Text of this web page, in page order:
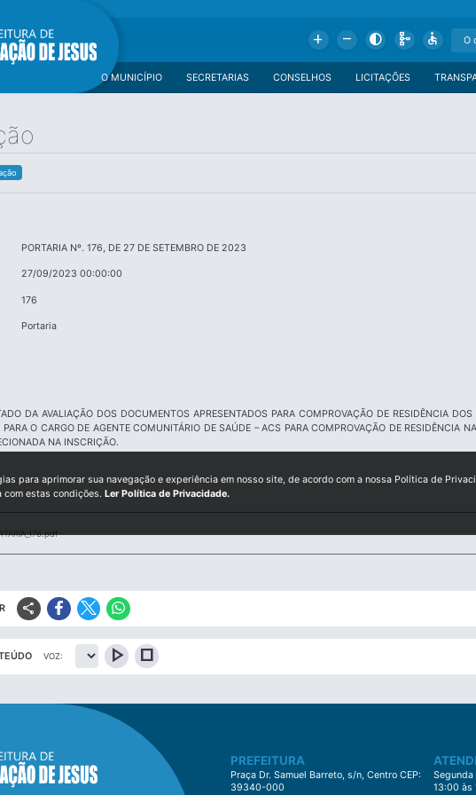
Add Remove Contrast Schema Accessible
LICITAÇÕES
CONSELHOS
SECRETARIAS
O MUNICÍPIO
PORTARIA Nº. 176, DE 27 DE SETEMBRO DE 2023
27/09/2023 00:00:00
176
Portaria
DA AVALIAÇÃO DOS DOCUMENTOS APRESENTADOS PARA COMPROVAÇÃO DE RESIDÊNCIA
PARA O CARGO DE AGENTE COMUNITÁRIO DE SAÚDE – ACS PARA COMPROVAÇÃO DE RESIDÊNCIA
NA INSCRIÇÃO.
share
VOZ: play_arrow stop
PREFEITURA
Praça Dr. Samuel Barreto, s/n, Centro CEP:
39340-000
Segunda
13:00 às
para aprimorar sua navegação e experiência em nosso site, de acordo com a nossa Política de
com estas condições. Ler Política de Privacidade.